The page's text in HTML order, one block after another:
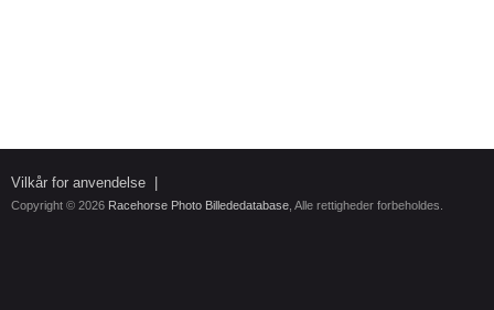
Vilkår for anvendelse
Copyright © 2026 Racehorse Photo Billededatabase , Alle rettigheder forbeholdes.